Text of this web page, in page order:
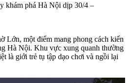
khám phá Hà Nội dịp 30/4 –
Lớn, một điểm mang phong cách kiến
Hà Nội. Khu vực xung quanh thường
là giới trẻ tụ tập dạo chơi và ngồi lại